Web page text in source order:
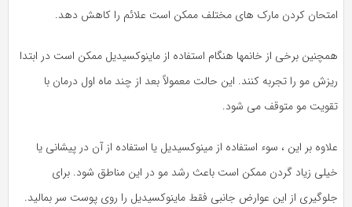
امتحان کردن مارک های مختلف ممکن است علائم را کاهش دهد.
همچنین برخی از خانمها هنگام استفاده از ماینوکسیدیل ممکن است در ابتدا
ریزش مو را تجربه کنند. این حالت معمولاً بعد از چند ماه اول درمان با
تقویت مو متوقف می شود.
علاوه بر این ، سوء استفاده از مینوکسیدیل یا استفاده از آن در پیشانی یا
خیلی زیاد گردن ممکن است باعث رشد مو در این مناطق شود. برای
جلوگیری از این عوارض جانبی فقط ماینوکسیدیل را روی پوست سر بمالید.